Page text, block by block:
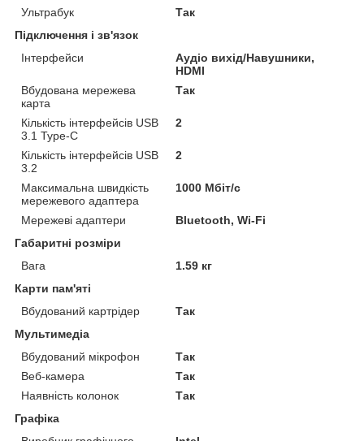
Ультрабук
Так
Підключення і зв'язок
Інтерфейси
Аудіо вихід/Навушники,
HDMI
Вбудована мережева
карта
Так
Кількість інтерфейсів USB
3.1 Type-C
2
Кількість інтерфейсів USB
3.2
2
Максимальна швидкість
мережевого адаптера
1000 Мбіт/с
Мережеві адаптери
Bluetooth, Wi-Fi
Габаритні розміри
Вага
1.59 кг
Карти пам'яті
Вбудований картрідер
Так
Мультимедіа
Вбудований мікрофон
Так
Веб-камера
Так
Наявність колонок
Так
Графіка